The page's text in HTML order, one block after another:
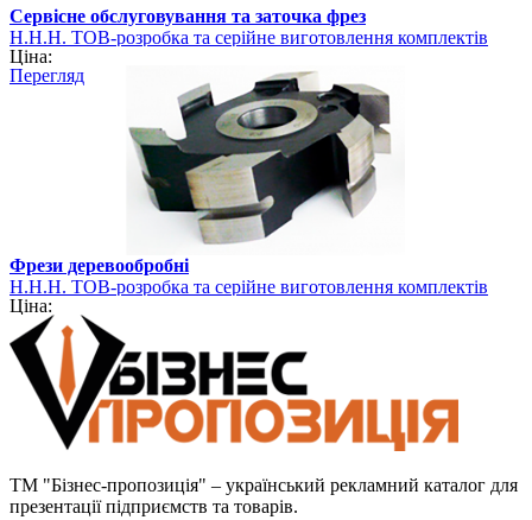
Сервісне обслуговування та заточка фрез
Н.Н.Н. ТОВ-розробка та серійне виготовлення комплектів
фрез
Ціна:
Перегляд
Фрези деревообробні
Н.Н.Н. ТОВ-розробка та серійне виготовлення комплектів
фрез
Ціна:
ТМ "Бізнес-пропозиція" – український рекламний каталог для
презентації підприємств та товарів.